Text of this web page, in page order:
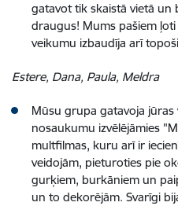
gatavot tik skaistā vietā un
draugus! Mums pašiem
veikumu izbaudīja arī
Estere, Dana, Paula, Meldra
Mūsu grupa gatavoja jūras
nosaukumu izvēlējāmies
multfilmas, kuru arī ir
veidojām, pieturoties pie
gurķiem, burkāniem un
un to dekorējām. Svarīgi